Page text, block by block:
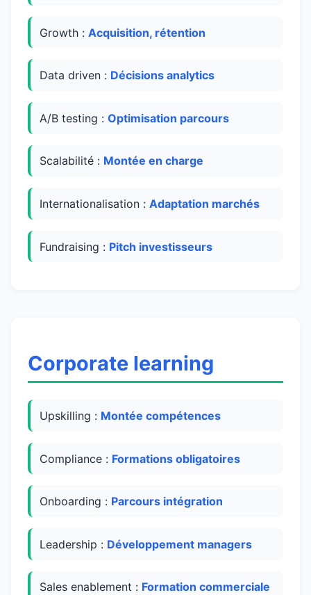
Growth : Acquisition, rétention
Data driven : Décisions analytics
A/B testing : Optimisation parcours
Scalabilité : Montée en charge
Internationalisation : Adaptation marchés
Fundraising : Pitch investisseurs
Corporate learning
Upskilling : Montée compétences
Compliance : Formations obligatoires
Onboarding : Parcours intégration
Leadership : Développement managers
Sales enablement : Formation commerciale